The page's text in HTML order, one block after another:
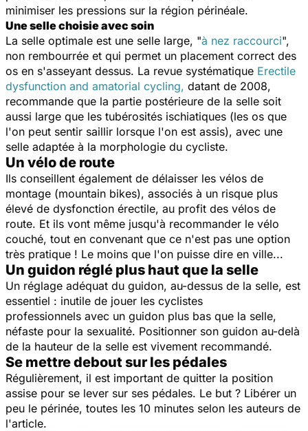
minimiser les pressions sur la région périnéale.
Une selle choisie avec soin
La selle optimale est une selle large, "à nez raccourci",
non rembourrée et qui permet un placement correct des
os en s'asseyant dessus. La revue systématique Erectile
dysfunction and amatorial cycling, datant de 2008,
recommande que la partie postérieure de la selle soit
aussi large que les tubérosités ischiatiques (les os que
l'on peut sentir saillir lorsque l'on est assis), avec une
selle adaptée à la morphologie du cycliste.
Un vélo de route
Ils conseillent également de délaisser les vélos de
montage (mountain bikes), associés à un risque plus
élevé de dysfonction érectile, au profit des vélos de
route. Et ils vont même jusqu'à recommander le vélo
couché, tout en convenant que ce n'est pas une option
très pratique ! Le moins que l'on puisse dire en ville...
Un guidon réglé plus haut que la selle
Un réglage adéquat du guidon, au-dessus de la selle, est
essentiel : inutile de jouer les cyclistes
professionnels avec un guidon plus bas que la selle,
néfaste pour la sexualité. Positionner son guidon au-delà
de la hauteur de la selle est vivement recommandé.
Se mettre debout sur les pédales
Régulièrement, il est important de quitter la position
assise pour se lever sur ses pédales. Le but ? Libérer un
peu le périnée, toutes les 10 minutes selon les auteurs de
l'article.